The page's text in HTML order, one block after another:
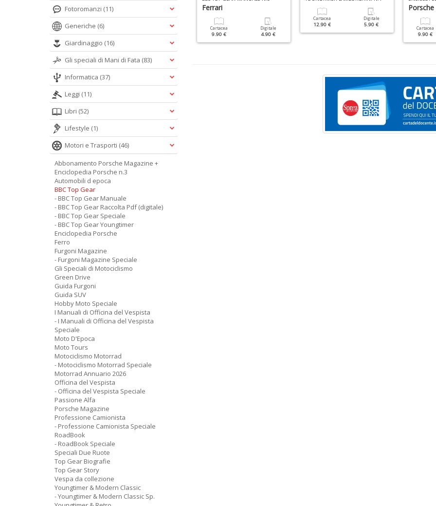
Digitale
4.90 €
Vespa 50
9.90 €
Digitale
4.90 €
Ferrari
Cartacea
9.90 €
Digitale
4.90 €
Cartacea
12.90 €
Digitale
5.90 €
Cartacea
9.90 €
Fotoromanzi (11)
Generiche (6)
Giardinaggio (16)
Gli speciali di Mani di Fata (83)
Informatica (37)
Leggi (11)
Libri (52)
Lifestyle (1)
Motori e Trasporti (46)
Abbonamento Porsche Magazine +
Enciclopedia Porsche n.3
Automobili d epoca
BBC Top Gear
- BBC Top Gear Manuale
- BBC Top Gear Raccolta Pdf (digitale)
- BBC Top Gear Speciale
- BBC Top Gear Youngtimer
Enciclopedia Porsche
Ferro
Furgoni Magazine
- Furgoni Magazine Speciale
Gli Speciali di Motociclismo
Green Drive
Guida Furgoni
Guida SUV
Hobby Moto Speciale
I Manuali di Officina del Vespista
- I Manuali di Officina del Vespista
Speciale
Moto D'Epoca
Moto Tours
Motociclismo Motorrad
- Motociclismo Motorrad Speciale
Motorrad Annuario 2026
Officina del Vespista
- Officina del Vespista Speciale
Passione Alfa
Porsche Magazine
Professione Camionista
- Professione Camionista Speciale
RoadBook
- RoadBook Speciale
Speciali Due Ruote
Top Gear Biografie
Top Gear Story
Vespa da collezione
Youngtimer & Modern Classic
- Youngtimer & Modern Classic Sp.